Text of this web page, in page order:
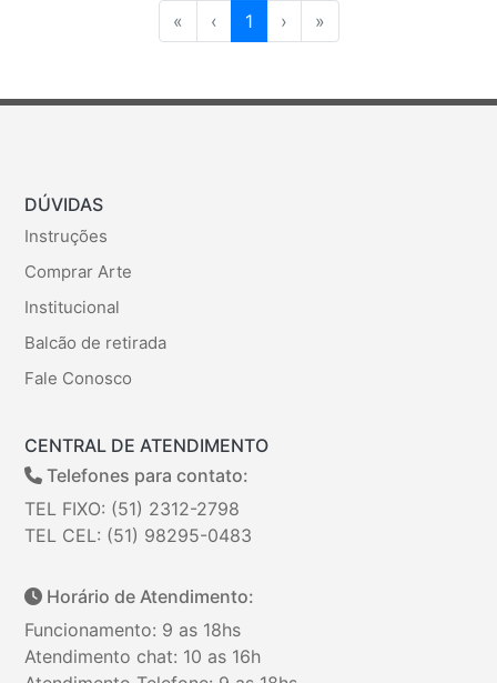
« ‹ 1 › »
DÚVIDAS
Instruções
Comprar Arte
Institucional
Balcão de retirada
Fale Conosco
CENTRAL DE ATENDIMENTO
Telefones para contato:
TEL FIXO: (51) 2312-2798
TEL CEL: (51) 98295-0483
Horário de Atendimento:
Funcionamento: 9 as 18hs
Atendimento chat: 10 as 16h